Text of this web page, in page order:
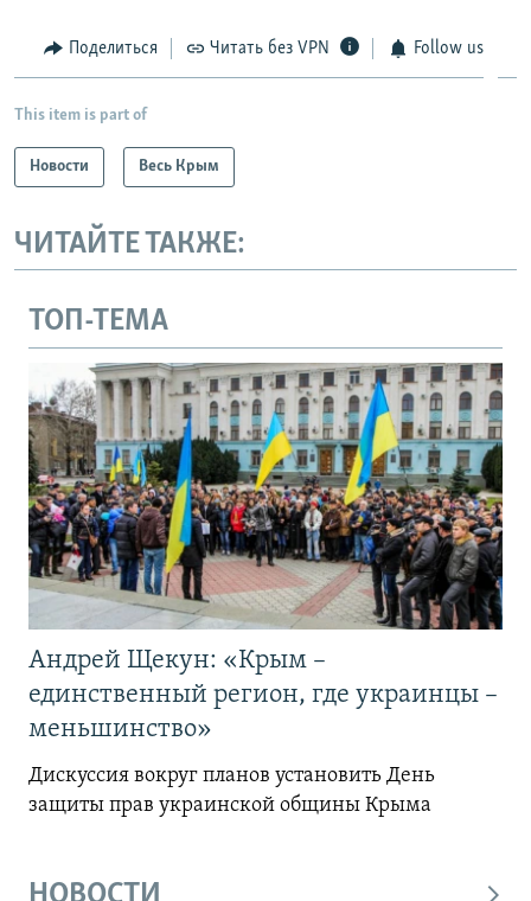
Поделиться Читать без VPN Follow us
This item is part of
Новости Весь Крым
ЧИТАЙТЕ ТАКЖЕ:
ТОП-ТЕМА
Андрей Щекун: «Крым –
единственный регион, где украинцы –
меньшинство»
Дискуссия вокруг планов установить День
защиты прав украинской общины Крыма